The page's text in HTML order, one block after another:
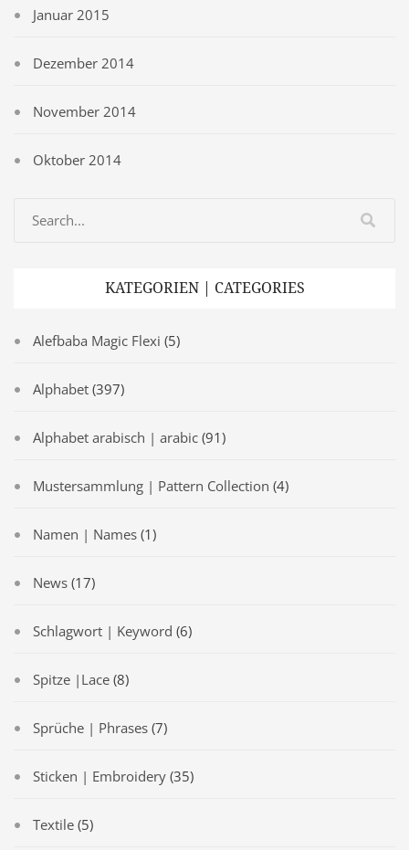
Januar 2015
Dezember 2014
November 2014
Oktober 2014
KATEGORIEN | CATEGORIES
Alefbaba Magic Flexi (5)
Alphabet (397)
Alphabet arabisch | arabic (91)
Mustersammlung | Pattern Collection (4)
Namen | Names (1)
News (17)
Schlagwort | Keyword (6)
Spitze |Lace (8)
Sprüche | Phrases (7)
Sticken | Embroidery (35)
Textile (5)